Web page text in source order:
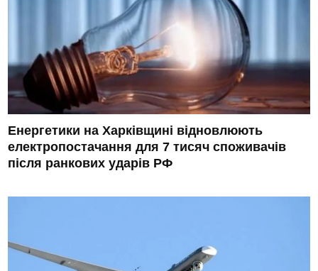
Енергетики на Харківщині відновлюють
електропостачання для 7 тисяч споживачів
після ранкових ударів РФ